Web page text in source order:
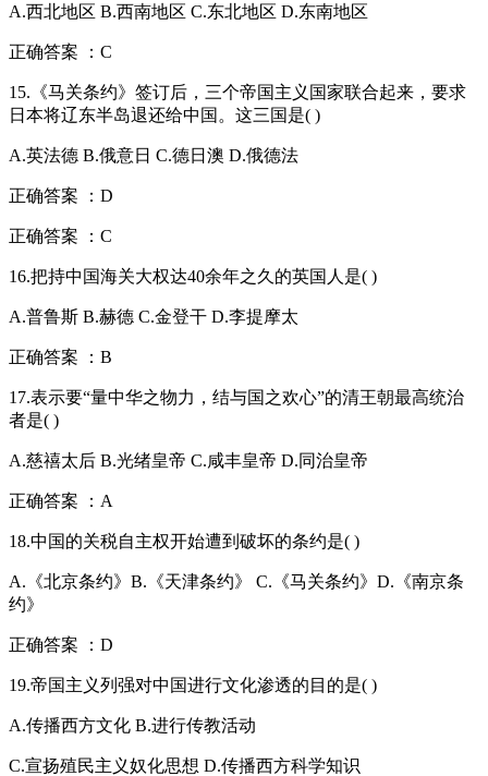
A.西北地区 B.西南地区 C.东北地区 D.东南地区
正确答案 ：C
15.《马关条约》签订后，三个帝国主义国家联合起来，要求
日本将辽东半岛退还给中国。这三国是( )
A.英法德 B.俄意日 C.德日澳 D.俄德法
正确答案 ：D
正确答案 ：C
16.把持中国海关大权达40余年之久的英国人是( )
A.普鲁斯 B.赫德 C.金登干 D.李提摩太
正确答案 ：B
17.表示要“量中华之物力，结与国之欢心”的清王朝最高统治
者是( )
A.慈禧太后 B.光绪皇帝 C.咸丰皇帝 D.同治皇帝
正确答案 ：A
18.中国的关税自主权开始遭到破坏的条约是( )
A.《北京条约》B.《天津条约》 C.《马关条约》D.《南京条
约》
正确答案 ：D
19.帝国主义列强对中国进行文化渗透的目的是( )
A.传播西方文化 B.进行传教活动
C.宣扬殖民主义奴化思想 D.传播西方科学知识